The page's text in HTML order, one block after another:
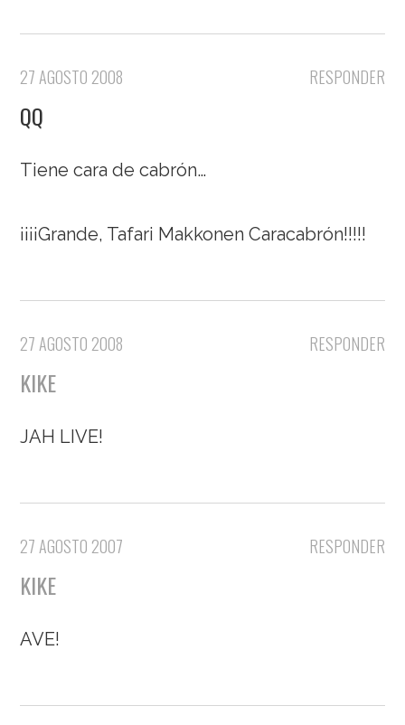
RESPONDER
27 AGOSTO 2008
QQ
Tiene cara de cabrón…
¡¡¡¡Grande, Tafari Makkonen Caracabrón!!!!!
RESPONDER
27 AGOSTO 2008
KIKE
JAH LIVE!
RESPONDER
27 AGOSTO 2007
KIKE
AVE!